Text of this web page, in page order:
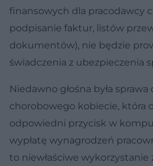
finansowych dla pracodawcy
podpisanie faktur, listów
dokumentów), nie będzie
świadczenia z ubezpieczenia
Niedawno głośna była
chorobowego kobiecie, która
odpowiedni przycisk w
wypłatę wynagrodzeń
to niewłaściwe wykorzystanie